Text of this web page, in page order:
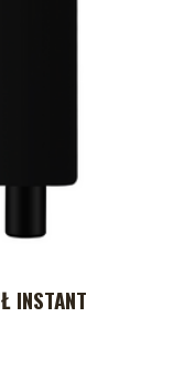
INSTANT